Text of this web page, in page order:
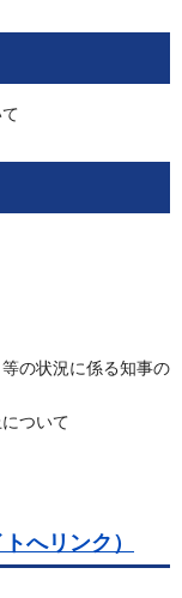
の状況に係る知事の
ついて
へリンク）